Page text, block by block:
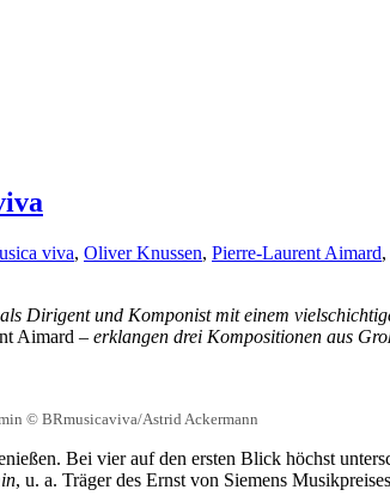
viva, Oliver Knussen, Pierre-Laurent Aimard,
Dirigent und Komponist mit einem
Aimard – erklangen drei Kompositionen aus
© BRmusicaviva/Astrid Ackermann
Bei vier auf den ersten Blick höchst
, u. a. Träger des Ernst von Siemens